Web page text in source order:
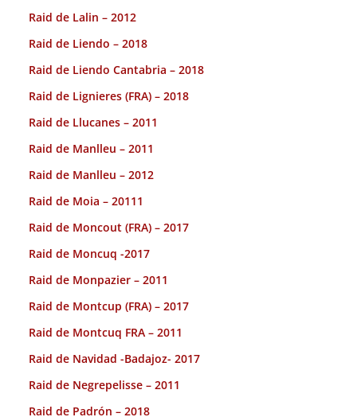
Raid de Lalin – 2012
Raid de Liendo – 2018
Raid de Liendo Cantabria – 2018
Raid de Lignieres (FRA) – 2018
Raid de Llucanes – 2011
Raid de Manlleu – 2011
Raid de Manlleu – 2012
Raid de Moia – 20111
Raid de Moncout (FRA) – 2017
Raid de Moncuq -2017
Raid de Monpazier – 2011
Raid de Montcup (FRA) – 2017
Raid de Montcuq FRA – 2011
Raid de Navidad -Badajoz- 2017
Raid de Negrepelisse – 2011
Raid de Padrón – 2018